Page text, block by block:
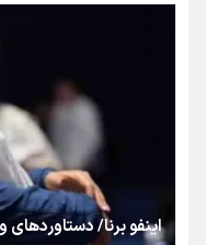
بنزین؛
شکستگیِ اینفو برنا/